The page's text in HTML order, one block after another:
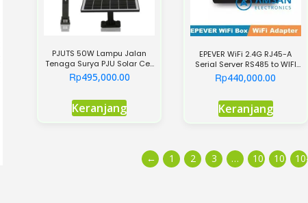
PJUTS 50W Lampu Jalan
Tenaga Surya PJU Solar Cell
Lithium TS
Rp495,000.00
Keranjang
EPEVER WiFi 2.4G RJ45-A
Serial Server RS485 to WIFI
eBox Cloud Support
Rp440,000.00
Keranjang
← 1 2 3 … 102 103 104